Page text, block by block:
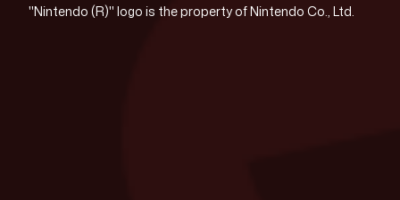
"Nintendo (R)" logo is the property of Nintendo Co., Ltd.